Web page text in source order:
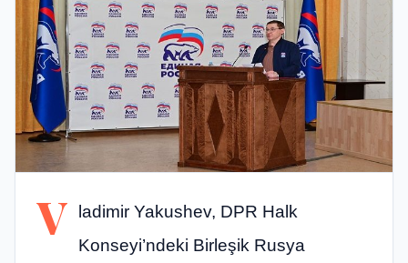
V
ladimir Yakushev, DPR Halk
Konseyi’ndeki Birleşik Rusya